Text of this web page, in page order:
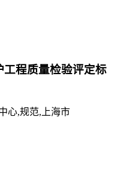
工程质量检验评定标